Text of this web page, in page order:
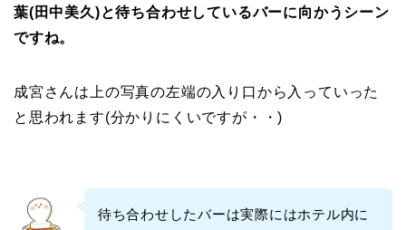
葉(田中美久)と待ち合わせしているバーに向かうシーン
ですね。
成宮さんは上の写真の左端の入り口から入っていった
と思われます(分かりにくいですが・・)
待ち合わせしたバーは実際にはホテル内に